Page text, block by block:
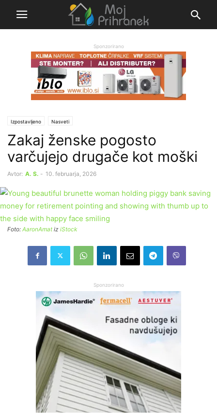
Sponzorirano
Izpostavljeno Nasveti
Zakaj ženske pogosto
varčujejo drugače kot moški
Avtor: A. S. - 10. februarja, 2026
Foto: AaronAmatiz iStock
Sponzorirano